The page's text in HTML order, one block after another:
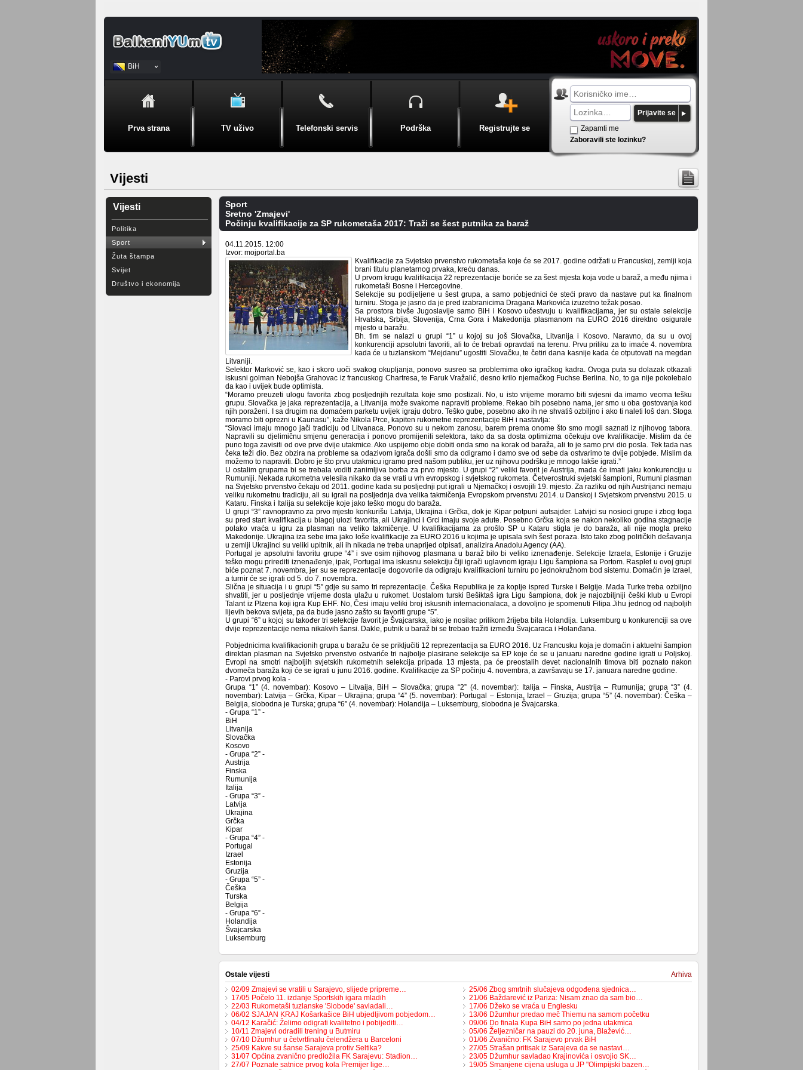
BiH
Srpski
Prva strana TV uživo Telefonski servis Podrška Registrujte se
Prijavite se
Zapamti me
Zaboravili ste lozinku?
Vijesti
Vijesti
Politika
Sport
Žuta štampa
Svijet
Društvo i ekonomija
Sport
Sretno 'Zmajevi'
Počinju kvalifikacije za SP rukometaša 2017: Traži se šest putnika za baraž
04.11.2015. 12:00
Izvor: mojportal.ba
Kvalifikacije za Svjetsko prvenstvo rukometaša koje će se 2017. godine održati u Francuskoj, zemlji koja
brani titulu planetarnog prvaka, kreću danas.
U prvom krugu kvalifikacija 22 reprezentacije boriće se za šest mjesta koja vode u baraž, a među njima i
rukometaši Bosne i Hercegovine.
Selekcije su podijeljene u šest grupa, a samo pobjednici će steći pravo da nastave put ka finalnom
turniru. Stoga je jasno da je pred izabranicima Dragana Markovića izuzetno težak posao.
Sa prostora bivše Jugoslavije samo BiH i Kosovo učestvuju u kvalifikacijama, jer su ostale selekcije
Hrvatska, Srbija, Slovenija, Crna Gora i Makedonija plasmanom na EURO 2016 direktno osigurale
mjesto u baražu.
Bh. tim se nalazi u grupi “1” u kojoj su još Slovačka, Litvanija i Kosovo. Naravno, da su u ovoj
konkurenciji apsolutni favoriti, ali to će trebati opravdati na terenu. Prvu priliku za to imaće 4. novembra
kada će u tuzlanskom “Mejdanu” ugostiti Slovačku, te četiri dana kasnije kada će otputovati na megdan
Litvaniji.
Selektor Marković se, kao i skoro uoči svakog okupljanja, ponovo susreo sa problemima oko igračkog kadra. Ovoga puta su dolazak otkazali
iskusni golman Nebojša Grahovac iz francuskog Chartresa, te Faruk Vražalić, desno krilo njemačkog Fuchse Berlina. No, to ga nije pokolebalo
da kao i uvijek bude optimista.
“Moramo preuzeti ulogu favorita zbog posljednjih rezultata koje smo postizali. No, u isto vrijeme moramo biti svjesni da imamo veoma tešku
grupu. Slovačka je jaka reprezentacija, a Litvanija može svakome napraviti probleme. Rekao bih posebno nama, jer smo u oba gostovanja kod
njih poraženi. I sa drugim na domaćem parketu uvijek igraju dobro. Teško gube, posebno ako ih ne shvatiš ozbiljno i ako ti naleti loš dan. Stoga
moramo biti oprezni u Kaunasu”, kaže Nikola Prce, kapiten rukometne reprezentacije BiH i nastavlja:
“Slovaci imaju mnogo jači tradiciju od Litvanaca. Ponovo su u nekom zanosu, barem prema onome što smo mogli saznati iz njihovog tabora.
Napravili su djelimičnu smjenu generacija i ponovo promijenili selektora, tako da sa dosta optimizma očekuju ove kvalifikacije. Mislim da će
puno toga zavisiti od ove prve dvije utakmice. Ako uspijemo obje dobiti onda smo na korak od baraža, ali to je samo prvi dio posla. Tek tada nas
čeka teži dio. Bez obzira na probleme sa odazivom igrača došli smo da odigramo i damo sve od sebe da ostvarimo te dvije pobjede. Mislim da
možemo to napraviti. Dobro je što prvu utakmicu igramo pred našom publiku, jer uz njihovu podršku je mnogo lakše igrati.”
U ostalim grupama bi se trebala voditi zanimljiva borba za prvo mjesto. U grupi “2” veliki favorit je Austrija, mada će imati jaku konkurenciju u
Rumuniji. Nekada rukometna velesila nikako da se vrati u vrh evropskog i svjetskog rukometa. Četverostruki svjetski šampioni, Rumuni plasman
na Svjetsko prvenstvo čekaju od 2011. godine kada su posljednji put igrali u Njemačkoj i osvojili 19. mjesto. Za razliku od njih Austrijanci nemaju
veliku rukometnu tradiciju, ali su igrali na posljednja dva velika takmičenja Evropskom prvenstvu 2014. u Danskoj i Svjetskom prvenstvu 2015. u
Kataru. Finska i Italija su selekcije koje jako teško mogu do baraža.
U grupi “3” ravnopravno za prvo mjesto konkurišu Latvija, Ukrajina i Grčka, dok je Kipar potpuni autsajder. Latvijci su nosioci grupe i zbog toga
su pred start kvalifikacija u blagoj ulozi favorita, ali Ukrajinci i Grci imaju svoje adute. Posebno Grčka koja se nakon nekoliko godina stagnacije
polako vraća u igru za plasman na veliko takmičenje. U kvalifikacijama za prošlo SP u Kataru stigla je do baraža, ali nije mogla preko
Makedonije. Ukrajina iza sebe ima jako loše kvalifikacije za EURO 2016 u kojima je upisala svih šest poraza. Isto tako zbog političkih dešavanja
u zemlji Ukrajinci su veliki upitnik, ali ih nikada ne treba unaprijed otpisati, analizira Anadolu Agency (AA).
Portugal je apsolutni favoritu grupe “4” i sve osim njihovog plasmana u baraž bilo bi veliko iznenađenje. Selekcije Izraela, Estonije i Gruzije
teško mogu prirediti iznenađenje, ipak, Portugal ima iskusnu selekciju čiji igrači uglavnom igraju Ligu šampiona sa Portom. Rasplet u ovoj grupi
biće poznat 7. novembra, jer su se reprezentacije dogovorile da odigraju kvalifikacioni turniru po jednokružnom bod sistemu. Domaćin je Izrael,
a turnir će se igrati od 5. do 7. novembra.
Slična je situacija i u grupi “5” gdje su samo tri reprezentacije. Češka Republika je za koplje ispred Turske i Belgije. Mada Turke treba ozbiljno
shvatiti, jer u posljednje vrijeme dosta ulažu u rukomet. Uostalom turski Bešiktaš igra Ligu šampiona, dok je najozbiljniji češki klub u Evropi
Talant iz Plzena koji igra Kup EHF. No, Česi imaju veliki broj iskusnih internacionalaca, a dovoljno je spomenuti Filipa Jihu jednog od najboljih
lijevih bekova svijeta, pa da bude jasno zašto su favoriti grupe “5”.
U grupi “6” u kojoj su također tri selekcije favorit je Švajcarska, iako je nosilac prilikom žrijeba bila Holandija. Luksemburg u konkurenciji sa ove
dvije reprezentacije nema nikakvih šansi. Dakle, putnik u baraž bi se trebao tražiti između Švajcaraca i Holanđana.
Pobjednicima kvalifikacionih grupa u baražu će se priključiti 12 reprezentacija sa EURO 2016. Uz Francusku koja je domaćin i aktuelni šampion
direktan plasman na Svjetsko prvenstvo ostvariće tri najbolje plasirane selekcije sa EP koje će se u januaru naredne godine igrati u Poljskoj.
Evropi na smotri najboljih svjetskih rukometnih selekcija pripada 13 mjesta, pa će preostalih devet nacionalnih timova biti poznato nakon
dvomeča baraža koji će se igrati u junu 2016. godine. Kvalifikacije za SP počinju 4. novembra, a završavaju se 17. januara naredne godine.
- Parovi prvog kola -
Grupa “1” (4. novembar): Kosovo – Litvaija, BiH – Slovačka; grupa “2” (4. novembar): Italija – Finska, Austrija – Rumunija; grupa “3” (4.
novembar): Latvija – Grčka, Kipar – Ukrajina; grupa “4” (5. novembar): Portugal – Estonija, Izrael – Gruzija; grupa “5” (4. novembar): Češka –
Belgija, slobodna je Turska; grupa “6” (4. novembar): Holandija – Luksemburg, slobodna je Švajcarska.
- Grupa “1” -
BiH
Litvanija
Slovačka
Kosovo
- Grupa “2” -
Austrija
Finska
Rumunija
Italija
- Grupa “3” -
Latvija
Ukrajina
Grčka
Kipar
- Grupa “4” -
Portugal
Izrael
Estonija
Gruzija
- Grupa “5” -
Češka
Turska
Belgija
- Grupa “6” -
Holandija
Švajcarska
Luksemburg
Ostale vijesti
Arhiva
02/09 Zmajevi se vratili u Sarajevo, slijede pripreme…
17/05 Počelo 11. izdanje Sportskih igara mladih
22/03 Rukometaši tuzlanske 'Slobode' savladali…
06/02 SJAJAN KRAJ Košarkašice BiH ubjedljivom pobjedom…
04/12 Karačić: Želimo odigrati kvalitetno i pobijediti…
10/11 Zmajevi odradili trening u Butmiru
07/10 Džumhur u četvrtfinalu čelendžera u Barceloni
25/09 Kakve su šanse Sarajeva protiv Seltika?
31/07 Općina zvanično predložila FK Sarajevu: Stadion…
27/07 Poznate satnice prvog kola Premijer lige…
25/06 Zbog smrtnih slučajeva odgođena sjednica…
21/06 Baždarević iz Pariza: Nisam znao da sam bio…
17/06 Džeko se vraća u Englesku
13/06 Džumhur predao meč Thiemu na samom početku
09/06 Do finala Kupa BiH samo po jedna utakmica
05/06 Željezničar na pauzi do 20. juna, Blažević…
01/06 Zvanično: FK Sarajevo prvak BiH
27/05 Strašan pritisak iz Sarajeva da se nastavi…
23/05 Džumhur savladao Krajinovića i osvojio SK…
19/05 Smanjene cijena usluga u JP "Olimpijski bazen…